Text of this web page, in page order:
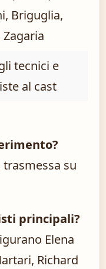
Briguglia,
Zagaria
tecnici e
al cast
trasmessa su
principali?
Elena
Richard